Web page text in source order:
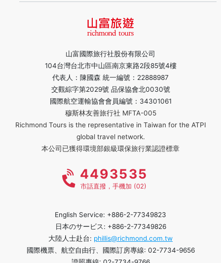
山富國際旅行社股份有限公司
104台灣台北市中山區南京東路2段85號4樓
代表人：陳國森 統一編號：22888987
交觀綜字第2029號 品保協會北0030號
國際航空運輸協會會員編號：34301061
穆斯林友善旅行社 MFTA-005
Richmond Tours is the representative in Taiwan for the ATPI
global travel network.
本公司已獲得環境部銀級環保旅行業認證標章
4493535
市話直撥，手機加 (02)
English Service: +886-2-77349823
日本のサービス: +886-2-77349826
大陸人士赴台: phillis@richmond.com.tw
國際機票、航空自由行、國際訂房專線: 02-7734-9656